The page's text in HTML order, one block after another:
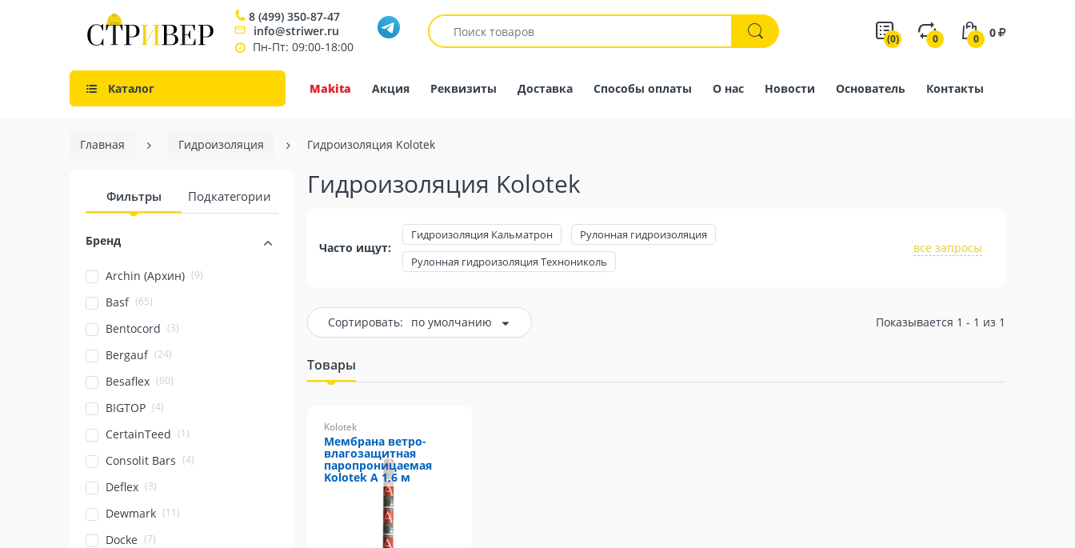
8 (499) 350-87-47
info@striwer.ru
Пн-Пт: 09:00-18:00
(0) 0 0 0
Каталог Makita Акция Реквизиты Доставка Способы оплаты О нас Новости Основатель Контакты
Главная Гидроизоляция Гидроизоляция Kolotek
Фильтры Подкатегории
Бренд
Archin (Архин) (9)
Basf (65)
Bentocord (3)
Bergauf (24)
Besaflex (60)
BIGTOP (4)
CertainTeed (1)
Consolit Bars (4)
Deflex (3)
Dewmark (11)
Docke (7)
Гидроизоляция Kolotek
Часто ищут:
Гидроизоляция Кальматрон
Рулонная гидроизоляция
Рулонная гидроизоляция Технониколь
все запросы
Сортировать: по умолчанию Показывается 1 - 1 из 1
Товары
Kolotek
Мембрана ветро-
влагозащитная
паропроницаемая
Kolotek A 1,6 м